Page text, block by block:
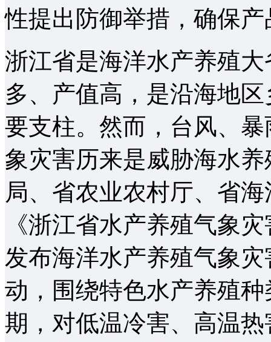
性提出防御举措，确保产
浙江省是海洋水产养殖
多、产值高，是沿海地
要支柱。然而，台风、
象灾害历来是威胁海水
局、省农业农村厅、省
《浙江省水产养殖气象
发布海洋水产养殖气象
动，围绕特色水产养殖
期，对低温冷害、高温